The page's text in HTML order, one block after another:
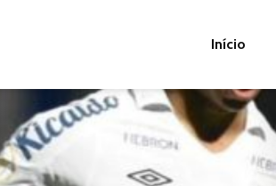
Início